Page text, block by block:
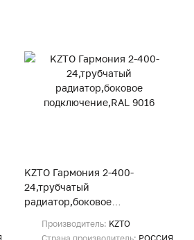
KZTO Гармония 2-400-
24,трубчатый
радиатор,боковое
Производитель: KZTO